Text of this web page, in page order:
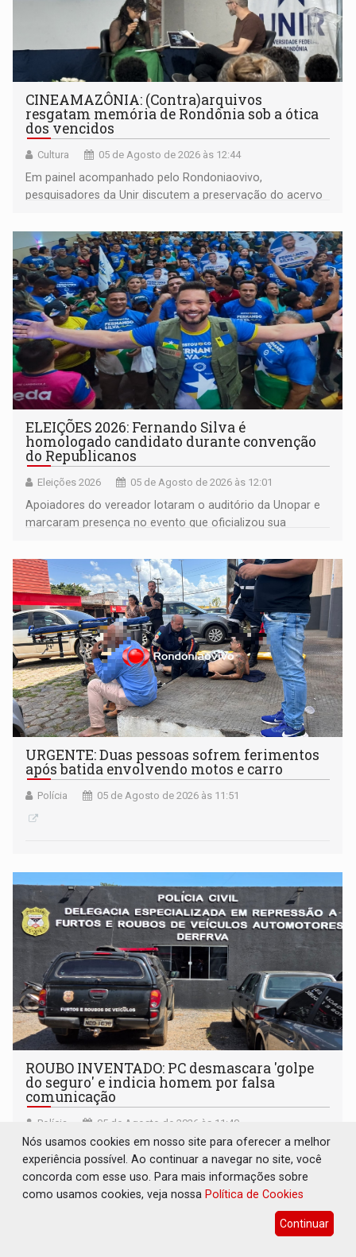
CINEAMAZÔNIA: (Contra)arquivos
resgatam memória de Rondônia sob a ótica
dos vencidos
Cultura 05 de Agosto de 2026 às 12:44
Em painel acompanhado pelo Rondoniaovivo,
pesquisadores da Unir discutem a preservação do acervo
memória como bússola para o futuro
ELEIÇÕES 2026: Fernando Silva é
homologado candidato durante convenção
do Republicanos
Eleições 2026 05 de Agosto de 2026 às 12:01
Apoiadores do vereador lotaram o auditório da Unopar e
marcaram presença no evento que oficializou sua
URGENTE: Duas pessoas sofrem ferimentos
após batida envolvendo motos e carro
Polícia 05 de Agosto de 2026 às 11:51
ROUBO INVENTADO: PC desmascara 'golpe
do seguro' e indicia homem por falsa
comunicação
Polícia 05 de Agosto de 2026 às 11:40
Dono do veículo irá responder criminalmente
Nós usamos cookies em nosso site para oferecer a melhor
experiência possível. Ao continuar a navegar no site, você
concorda com esse uso. Para mais informações sobre
como usamos cookies, veja nossa Política de Cookies
Continuar